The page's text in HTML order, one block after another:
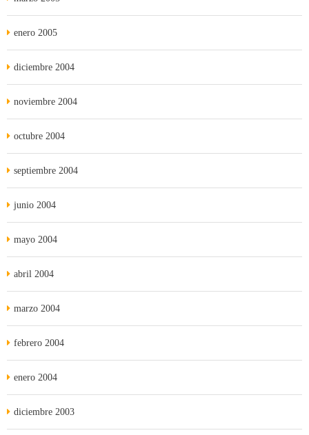
enero 2005
diciembre 2004
noviembre 2004
octubre 2004
septiembre 2004
junio 2004
mayo 2004
abril 2004
marzo 2004
febrero 2004
enero 2004
diciembre 2003